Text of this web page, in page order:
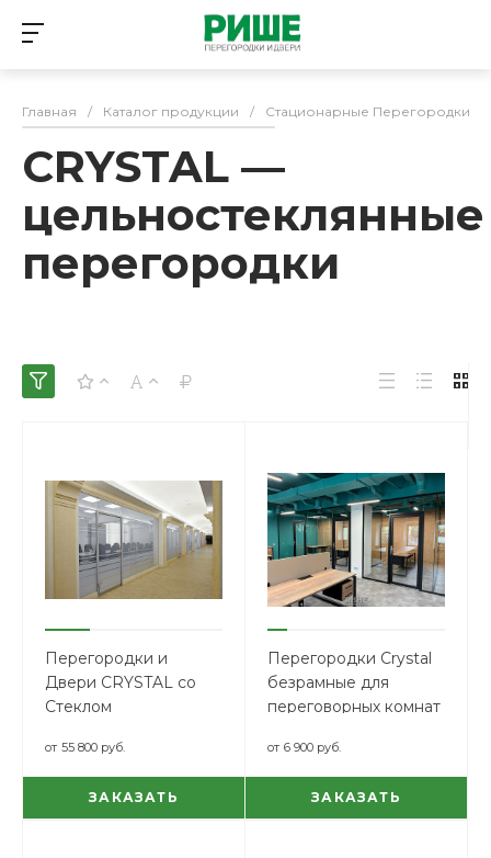
Главная / Каталог продукции / Стационарные Перегородки
CRYSTAL —
цельностеклянные
перегородки
Перегородки и
Двери CRYSTAL со
Стеклом
от 55 800 руб.
ЗАКАЗАТЬ
Перегородки Crystal
безрамные для
переговорных комнат
от 6 900 руб.
ЗАКАЗАТЬ